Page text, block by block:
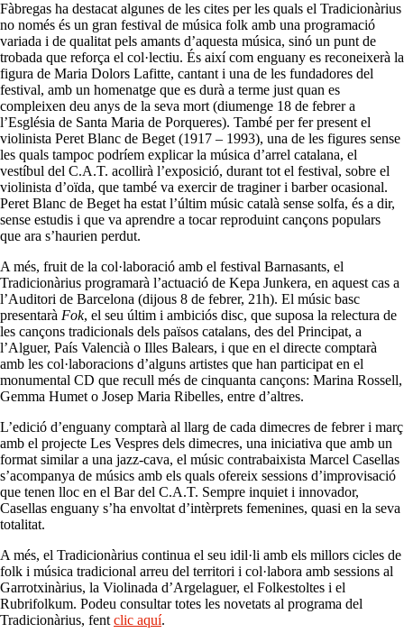
Fàbregas ha destacat algunes de les cites per les quals el Tradicionàrius
no només és un gran festival de música folk amb una programació
variada i de qualitat pels amants d’aquesta música, sinó un punt de
trobada que reforça el col·lectiu. És així com enguany es reconeixerà la
figura de Maria Dolors Lafitte, cantant i una de les fundadores del
festival, amb un homenatge que es durà a terme just quan es
compleixen deu anys de la seva mort (diumenge 18 de febrer a
l’Església de Santa Maria de Porqueres). També per fer present el
violinista Peret Blanc de Beget (1917 – 1993), una de les figures sense
les quals tampoc podríem explicar la música d’arrel catalana, el
vestíbul del C.A.T. acollirà l’exposició, durant tot el festival, sobre el
violinista d’oïda, que també va exercir de traginer i barber ocasional.
Peret Blanc de Beget ha estat l’últim músic català sense solfa, és a dir,
sense estudis i que va aprendre a tocar reproduint cançons populars
que ara s’haurien perdut.
A més, fruit de la col·laboració amb el festival Barnasants, el
Tradicionàrius programarà l’actuació de Kepa Junkera, en aquest cas a
l’Auditori de Barcelona (dijous 8 de febrer, 21h). El músic basc
presentarà Fok, el seu últim i ambiciós disc, que suposa la relectura de
les cançons tradicionals dels països catalans, des del Principat, a
l’Alguer, País Valencià o Illes Balears, i que en el directe comptarà
amb les col·laboracions d’alguns artistes que han participat en el
monumental CD que recull més de cinquanta cançons: Marina Rossell,
Gemma Humet o Josep Maria Ribelles, entre d’altres.
L’edició d’enguany comptarà al llarg de cada dimecres de febrer i març
amb el projecte Les Vespres dels dimecres, una iniciativa que amb un
format similar a una jazz-cava, el músic contrabaixista Marcel Casellas
s’acompanya de músics amb els quals ofereix sessions d’improvisació
que tenen lloc en el Bar del C.A.T. Sempre inquiet i innovador,
Casellas enguany s’ha envoltat d’intèrprets femenines, quasi en la seva
totalitat.
A més, el Tradicionàrius continua el seu idil·li amb els millors cicles de
folk i música tradicional arreu del territori i col·labora amb sessions al
Garrotxinàrius, la Violinada d’Argelaguer, el Folkestoltes i el
Rubrifolkum. Podeu consultar totes les novetats al programa del
Tradicionàrius, fentclic aquí.